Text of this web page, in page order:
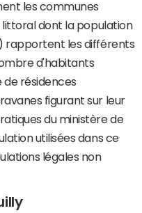
les communes
littoral dont la population
rapportent les différents
d'habitants
de résidences
figurant sur leur
du ministère de
utilisées dans ce
légales non